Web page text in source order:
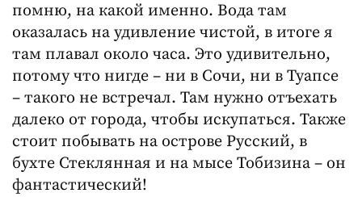
помню, на какой именно. Вода там
оказалась на удивление чистой, в итоге я
там плавал около часа. Это удивительно,
потому что нигде – ни в Сочи, ни в Туапсе
– такого не встречал. Там нужно отъехать
далеко от города, чтобы искупаться. Также
стоит побывать на острове Русский, в
бухте Стеклянная и на мысе Тобизина – он
фантастический!